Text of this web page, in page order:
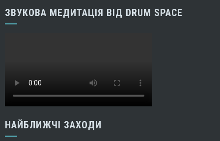
ЗВУКОВА МЕДИТАЦІЯ ВІД DRUM SPACE
НАЙБЛИЖЧІ ЗАХОДИ